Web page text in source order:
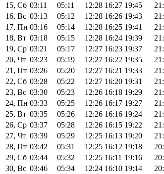
15, Сб 03:11 05:11 12:28 16:27 19:45
16, Вс 03:13 05:12 12:28 16:26 19:43
17, Пн 03:16 05:14 12:28 16:25 19:41
18, Вт 03:18 05:15 12:28 16:24 19:39
19, Ср 03:21 05:17 12:27 16:23 19:37
20, Чт 03:23 05:19 12:27 16:22 19:35
21, Пт 03:26 05:20 12:27 16:21 19:33
22, Сб 03:28 05:22 12:27 16:20 19:31
23, Вс 03:30 05:23 12:26 16:18 19:29
24, Пн 03:33 05:25 12:26 16:17 19:27
25, Вт 03:35 05:26 12:26 16:16 19:24
26, Ср 03:37 05:28 12:26 16:15 19:22
27, Чт 03:39 05:29 12:25 16:13 19:20
28, Пт 03:42 05:31 12:25 16:12 19:18
29, Сб 03:44 05:32 12:25 16:11 19:16
30, Вс 03:46 05:34 12:24 16:10 19:14